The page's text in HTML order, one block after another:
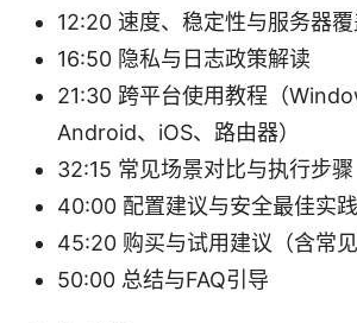
12:20 速度、稳定性与服务器
16:50 隐私与日志政策解读
21:30 跨平台使用教程（
Android、iOS、路由器）
32:15 常见场景对比与执行步骤
40:00 配置建议与安全最佳实践
45:20 购买与试用建议（含常见
50:00 总结与FAQ引导